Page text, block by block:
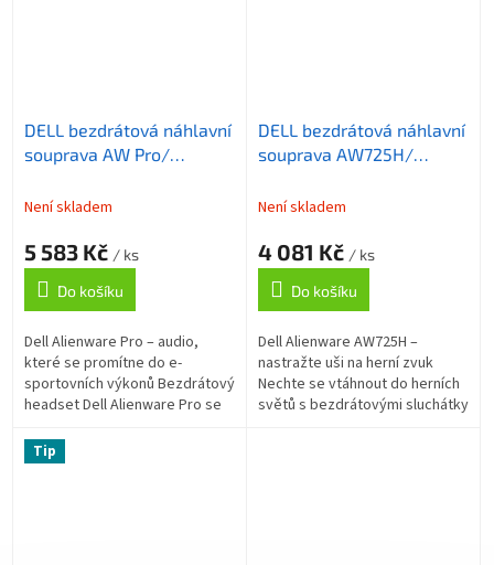
DELL bezdrátová náhlavní
souprava AW Pro/
Headset/ sluchátka +
Není skladem
5 583 Kč / ks
Do košíku
Dell Alienware Pro – audio,
které se promítne do e-
sportovních výkonů Bezdrátový
headset Dell Alienware Pro se
každé návštěvě herních světů.
Je...
DELL bezdrátová náhlavní
souprava AW725H/
mode Headset/ sluchátka
Není skladem
4 081 Kč / ks
Do košíku
Dell Alienware AW725H –
nastražte uši na herní zvuk
Nechte se vtáhnout do herních
světů s bezdrátovými sluchátky
Tip